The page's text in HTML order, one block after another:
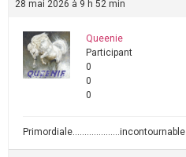
28 mai 2026 à 9 h 52 min
Queenie
Participant
0
0
0
Primordiale………………..incontournable